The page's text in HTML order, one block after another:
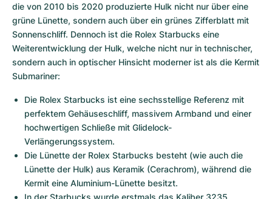
die von 2010 bis 2020 produzierte Hulk nicht nur über eine
grüne Lünette, sondern auch über ein grünes Zifferblatt mit
Sonnenschliff. Dennoch ist die Rolex Starbucks eine
Weiterentwicklung der Hulk, welche nicht nur in technischer,
sondern auch in optischer Hinsicht moderner ist als die Kermit
Submariner:
Die Rolex Starbucks ist eine sechsstellige Referenz mit
perfektem Gehäuseschliff, massivem Armband und einer
hochwertigen Schließe mit Glidelock-
Verlängerungssystem.
Die Lünette der Rolex Starbucks besteht (wie auch die
Lünette der Hulk) aus Keramik (Cerachrom), während die
Kermit eine Aluminium-Lünette besitzt.
In der Starbucks wurde erstmals das Kaliber 3235